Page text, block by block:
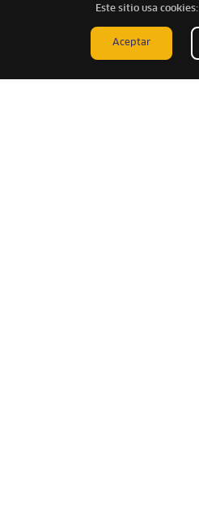
Este sitio usa cookies:
Aceptar